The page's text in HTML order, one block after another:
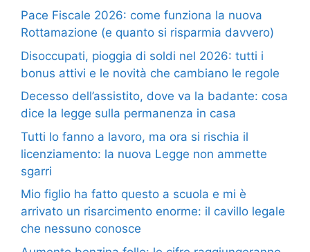
Pace Fiscale 2026: come funziona la nuova
Rottamazione (e quanto si risparmia davvero)
Disoccupati, pioggia di soldi nel 2026: tutti i
bonus attivi e le novità che cambiano le regole
Decesso dell’assistito, dove va la badante: cosa
dice la legge sulla permanenza in casa
Tutti lo fanno a lavoro, ma ora si rischia il
licenziamento: la nuova Legge non ammette
sgarri
Mio figlio ha fatto questo a scuola e mi è
arrivato un risarcimento enorme: il cavillo legale
che nessuno conosce